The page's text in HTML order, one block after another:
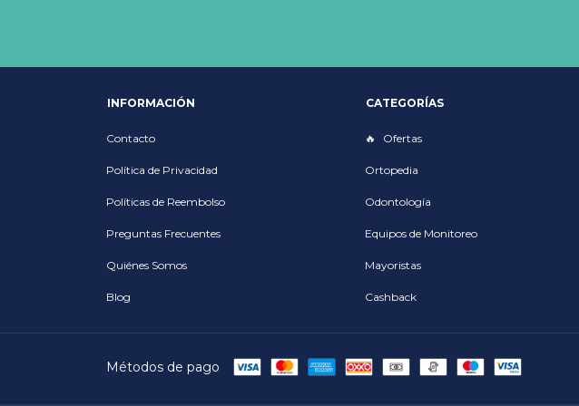
INFORMACIÓN
Contacto
Política de Privacidad
Políticas de Reembolso
Preguntas Frecuentes
Quiénes Somos
Blog
CATEGORÍAS
Ofertas
Ortopedia
Odontología
Equipos de Monitoreo
Mayoristas
Cashback
Métodos de pago